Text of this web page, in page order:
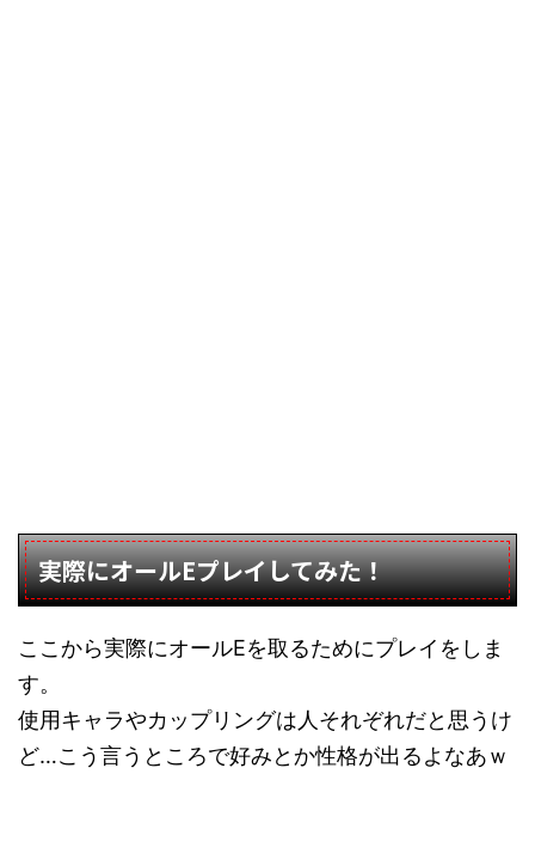
実際にオールEプレイしてみた！
ここから実際にオールEを取るためにプレイをしま
す。
使用キャラやカップリングは人それぞれだと思うけ
ど…こう言うところで好みとか性格が出るよなあｗ